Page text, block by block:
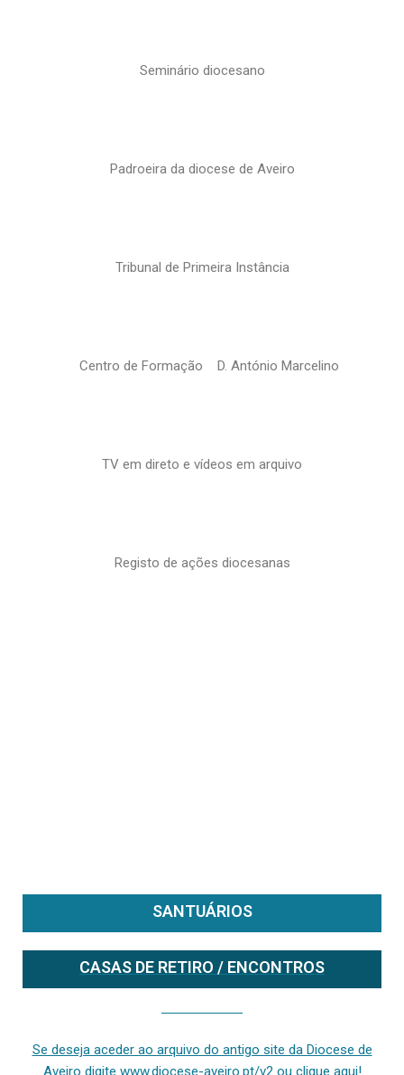
Seminário diocesano
Padroeira da diocese de Aveiro
Tribunal de Primeira Instância
Centro de Formação D. António Marcelino
TV em direto e vídeos em arquivo
Registo de ações diocesanas
SANTUÁRIOS
CASAS DE RETIRO / ENCONTROS
Se deseja aceder ao arquivo do antigo site da Diocese de
Aveiro digite www.diocese-aveiro.pt/v2 ou clique aqui!